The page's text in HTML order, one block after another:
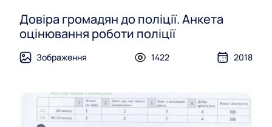
Довіра громадян до поліції. Анкета
оцінювання роботи поліції
Зображення 1422 2018